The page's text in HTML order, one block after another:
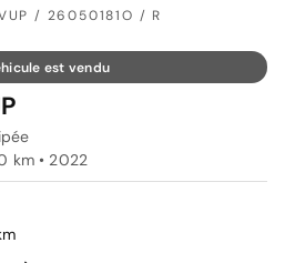
/ 26050181O / R
est vendu
km • 2022